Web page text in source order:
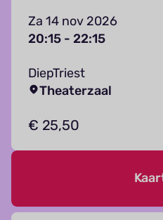
Za 14 nov 2026
20:15 - 22:15
DiepTriest
Theaterzaal
€ 25,50